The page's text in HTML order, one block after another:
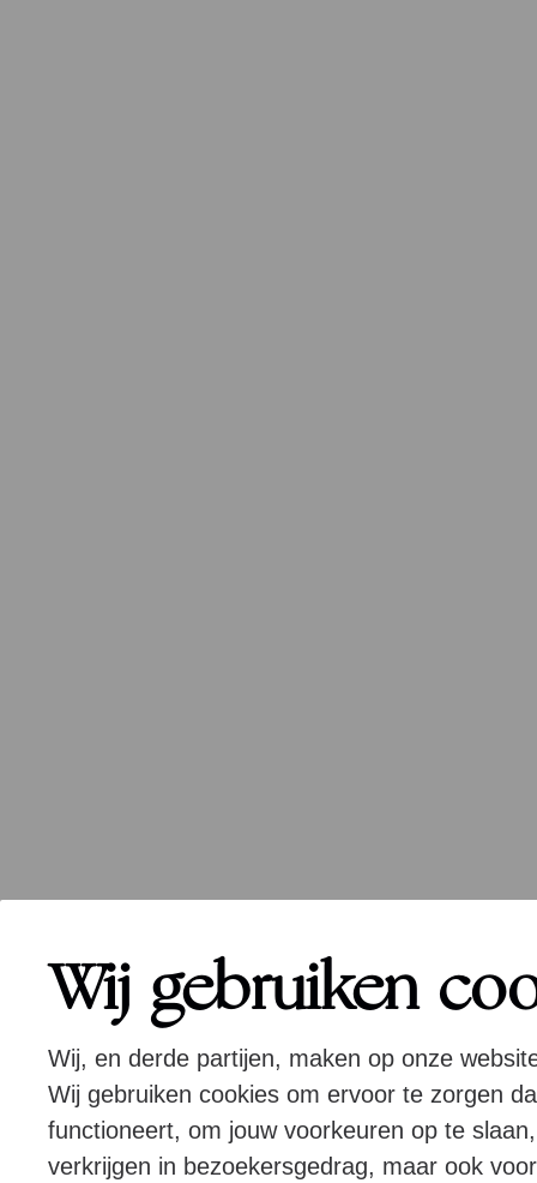
Wij gebruiken
Wij, en derde partijen, maken op onze
Wij gebruiken cookies om ervoor te zorgen
functioneert, om jouw voorkeuren op te
verkrijgen in bezoekersgedrag, maar ook